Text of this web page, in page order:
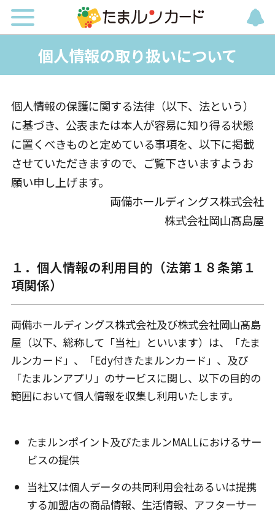
個人情報の取り扱いについて
個人情報の保護に関する法律（以下、法という）
に基づき、公表または本人が容易に知り得る状態
に置くべきものと定めている事項を、以下に掲載
させていただきますので、ご覧下さいますようお
願い申し上げます。
両備ホールディングス株式会社
株式会社岡山髙島屋
１．個人情報の利用目的（法第１８条第１
項関係）
両備ホールディングス株式会社及び株式会社岡山髙島
屋（以下、総称して「当社」といいます）は、「たま
ルンカード」、「Edy付きたまルンカード」、及び
「たまルンアプリ」のサービスに関し、以下の目的の
範囲において個人情報を収集し利用いたします。
たまルンポイント及びたまルンMALLにおけるサー
ビスの提供
当社又は個人データの共同利用会社あるいは提携
する加盟店の商品情報、生活情報、アフターサー